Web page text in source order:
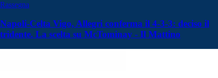
Rassegna
Napoli-Celta Vigo, Allegri conferma il 4-3-3: deciso il
tridente. La scelta su McTominay - Il Mattino